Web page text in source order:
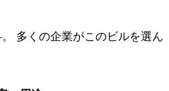
。 多くの企業がこのビルを選ん